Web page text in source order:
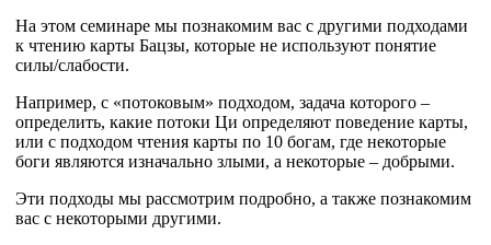
На этом семинаре мы познакомим вас с другими подходами
к чтению карты Бацзы, которые не используют понятие
силы/слабости.
Например, с «потоковым» подходом, задача которого –
определить, какие потоки Ци определяют поведение карты,
или с подходом чтения карты по 10 богам, где некоторые
боги являются изначально злыми, а некоторые – добрыми.
Эти подходы мы рассмотрим подробно, а также познакомим
вас с некоторыми другими.